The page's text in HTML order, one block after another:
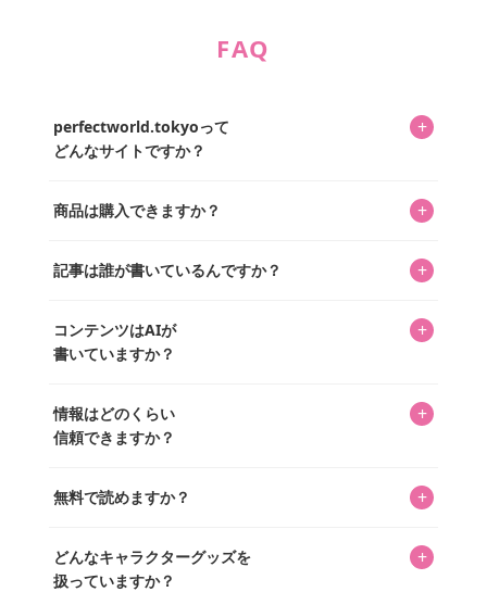
FAQ
perfectworld.tokyoって
どんなサイトですか？
+
ってもらうニュースサイトです。運営はキャラグッズコレ
を中心に行われており、私たちは実際に40,000種のキャラグ
商品は購入できますか？ +
「perfectworld.shop」で、ほとんど全てのアイテムを購
があり、そこからジャンプできます。
記事は誰が書いているんですか？ +
ています。記事内の99%を超えるほぼすべての写真も、1枚
ずつ心を込めて自分たちで撮影したものです。さらに、10
ッズを収集し、月に1,000点の新商品を選定・購入する編集
長KOSが全記事を監修しています。
コンテンツはAIが
書いていますか？
+
書いています。AIは使用していません。編集長KOSが最終確
認を行い、手動で更新しています。
情報はどのくらい
信頼できますか？
+
いをお届けすることは保証します。なお、記事内に価格は
め、正確な情報をお伝えできないからです。
無料で読めますか？ +
どんなキャラクターグッズを
扱っていますか？
+